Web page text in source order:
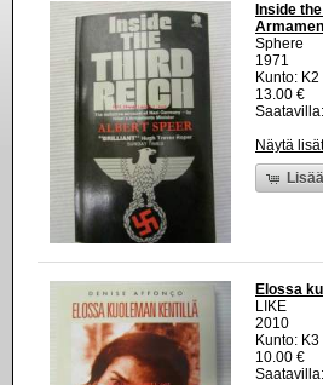
Inside
Sphere
1971
Kunto:
13.00 €
Näytä
Elossa
LIKE
2010
Kunto:
10.00 €